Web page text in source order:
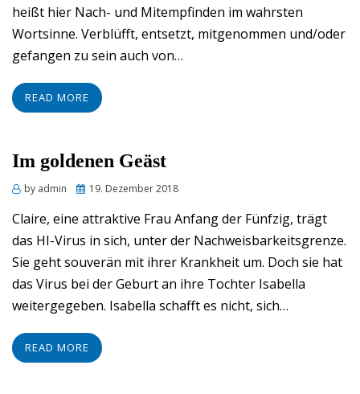
heißt hier Nach- und Mitempfinden im wahrsten
Wortsinne. Verblüfft, entsetzt, mitgenommen und/oder
gefangen zu sein auch von…
READ MORE
Im goldenen Geäst
by admin
Posted
19. Dezember 2018
Claire, eine attraktive Frau Anfang der Fünfzig, trägt
das HI-Virus in sich, unter der Nachweisbarkeitsgrenze.
Sie geht souverän mit ihrer Krankheit um. Doch sie hat
das Virus bei der Geburt an ihre Tochter Isabella
weitergegeben. Isabella schafft es nicht, sich…
READ MORE